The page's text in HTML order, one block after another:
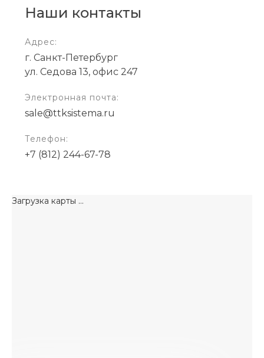
Наши контакты
Адрес:
г. Санкт-Петербург
ул. Седова 13, офис 247
Электронная почта:
sale@ttksistema.ru
Телефон:
+7 (812) 244-67-78
Загрузка карты ...